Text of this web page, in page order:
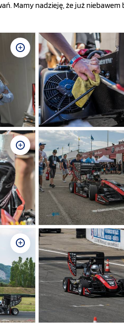
Mamy nadzieję, że już